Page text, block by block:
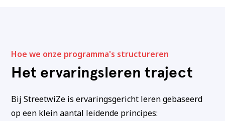
Hoe we onze programma's structureren
Het ervaringsleren traject
Bij StreetwiZe is ervaringsgericht leren gebaseerd
op een klein aantal leidende principes: